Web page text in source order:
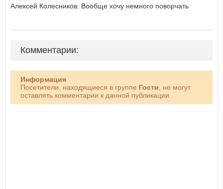
Алексей Колесников: Вообще хочу немного поворчать
Комментарии:
Информация
Посетители, находящиеся в группе Гости, не могут
оставлять комментарии к данной публикации.